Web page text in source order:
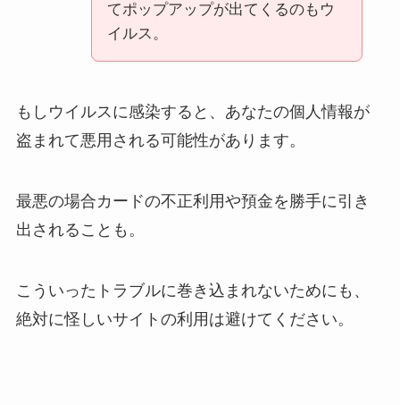
てポップアップが出てくるのもウ
イルス。
もしウイルスに感染すると、あなたの個人情報が
盗まれて悪用される可能性があります。
最悪の場合カードの不正利用や預金を勝手に引き
出されることも。
こういったトラブルに巻き込まれないためにも、
絶対に怪しいサイトの利用は避けてください。